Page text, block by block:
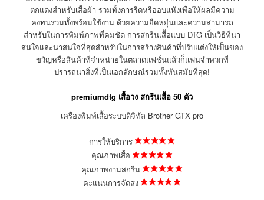
ตกแต่งสำหรับเสื้อผ้า รวมทั้งการรีดหรืออบแห้งเพื่อให้ผลมีความ
คงทนรวมทั้งพร้อมใช้งาน ด้วยความยืดหยุ่นและความสามารถ
สำหรับในการพิมพ์ภาพที่คมชัด การสกรีนเสื้อแบบ DTG เป็นวิธีที่น่า
สนใจและน่าสนใจที่สุดสำหรับในการสร้างสินค้าที่ปรับแต่งให้เป็นของ
ขวัญหรือสินค้าที่จำหน่ายในตลาดแฟชั่นแล้วก็แฟนจำพวกที่
ปรารถนาสิ่งที่เป็นเอกลักษณ์รวมทั้งทันสมัยที่สุด!
premiumdtg เสื้อวง สกรีนเสื้อ 50 ตัว
เครื่องพิมพ์เสื้อระบบดิจิทัล Brother GTX pro
การให้บริการ
คุณภาพเสื้อ
คุณภาพงานสกรีน
คะแนนการจัดส่ง